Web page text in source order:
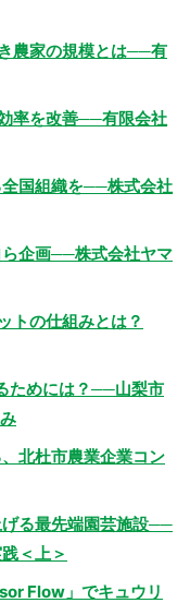
農家の規模とは──有
率を改善──有限会社
国組織を──株式会社
企画──株式会社ヤマ
トの仕組みとは？
ためには？──山梨市
北杜市農業企業コン
る最先端園芸施設──
＜上＞
Flow」でキュウリ